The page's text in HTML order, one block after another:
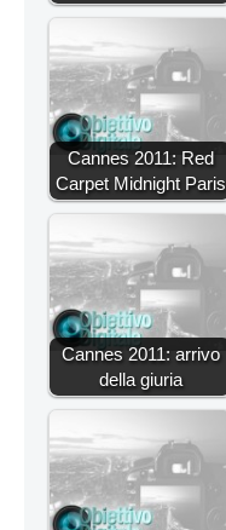
Cannes 2011: Red
Carpet Midnight Paris
Cannes 2011: arrivo
della giuria